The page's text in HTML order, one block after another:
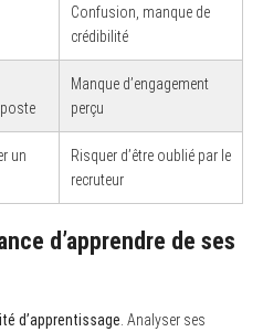
Confusion, manque de
crédibilité
Manque d’engagement
perçu
un
Risquer d’être oublié par le
recruteur
d’apprendre de ses
d’apprentissage . Analyser ses